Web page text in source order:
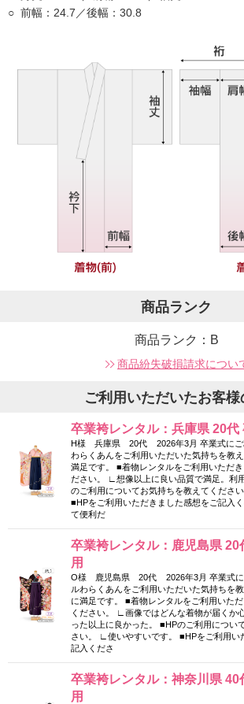
前幅：24.7／後幅：30.8
商品ランク
商品ランク：B
商品紛失破損請求につい
ご利用いただいたお客様
卒業袴レンタル：兵庫県 20代
H様 兵庫県 20代 2026年3月 卒業式にご
わらくあんをご利用いただいた気持ちを教
満足です。 ■着物レンタルをご利用いただ
ださい。 ∟想像以上に良い品質で満足。利
のご利用についてお気持ちを教えてくださ
■HPをご利用いただきました感想をご記入
て便利だ
卒業袴レンタル：鹿児島県 20
用
O様 鹿児島県 20代 2026年3月 卒業式に
ルわらくあんをご利用いただいた気持ちを
に満足です。 ■着物レンタルをご利用いた
ください。 ∟画像ではどんな着物が届くか
った以上に良かった。 ■HPのご利用につい
さい。 ∟使いやすいです。 ■HPをご利用い
記入くださ
卒業袴レンタル：神奈川県 40
用